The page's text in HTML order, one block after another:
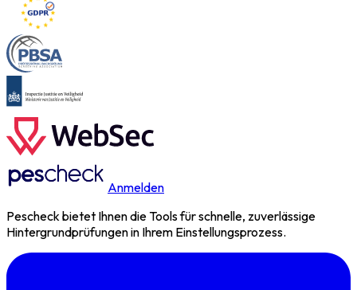
Anmelden
Pescheck bietet Ihnen die Tools für schnelle, zuverlässige
Hintergrundprüfungen in Ihrem Einstellungsprozess.